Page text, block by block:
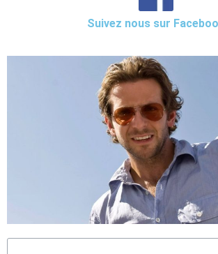
Suivez nous sur